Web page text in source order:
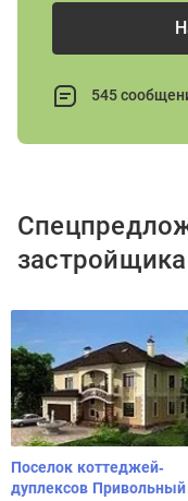
545
застройщика
Поселок коттеджей-
дуплексов Привольный